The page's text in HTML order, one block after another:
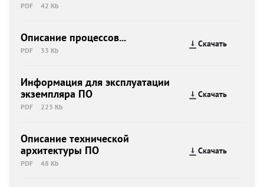
PDF 42 Kb
Описание процессов...
PDF 33 Kb
Скачать
Информация для эксплуатации
экземпляра ПО
PDF 223 Kb
Скачать
Описание технической
архитектуры ПО
PDF 48 Kb
Скачать